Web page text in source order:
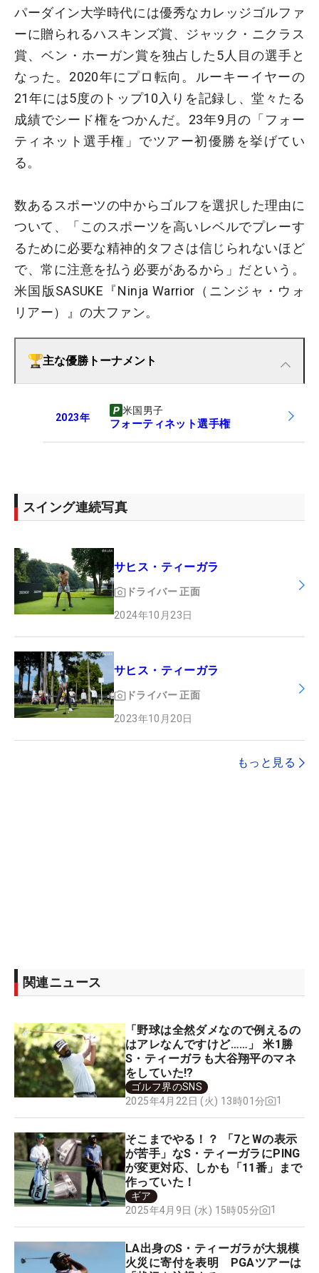
パーダイン大学時代には優秀なカレッジゴルファ
ーに贈られるハスキンズ賞、ジャック・ニクラス
賞、ベン・ホーガン賞を独占した5人目の選手と
なった。2020年にプロ転向。ルーキーイヤーの
21年には5度のトップ10入りを記録し、堂々たる
成績でシード権をつかんだ。23年9月の「フォー
ティネット選手権」でツアー初優勝を挙げてい
る。
数あるスポーツの中からゴルフを選択した理由に
ついて、「このスポーツを高いレベルでプレーす
るために必要な精神的タフさは信じられないほど
で、常に注意を払う必要があるから」だという。
米国版SASUKE『Ninja Warrior（ニンジャ・ウォ
リアー）』の大ファン。
主な優勝トーナメント
2023年
米国男子
フォーティネット選手権
スイング連続写真
サヒス・ティーガラ
ドライバー 正面
2024年10月23日
サヒス・ティーガラ
ドライバー 正面
2023年10月20日
もっと見る
関連ニュース
「野球は全然ダメなので例えるの
はアレなんですけど……」 米1勝
S・ティーガラも大谷翔平のマネ
をしていた!?
ゴルフ界のSNS
2025年4月22日 (火) 13時01分
1
そこまでやる！？ 「7とWの表示
が苦手」なS・ティーガラにPING
が変更対応、しかも「11番」まで
作っていた！
ギア
2025年4月9日 (水) 15時05分
1
LA出身のS・ティーガラが大規模
火災に寄付を表明 PGAツアーは